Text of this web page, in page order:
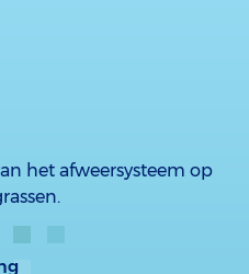
het afweersysteem op